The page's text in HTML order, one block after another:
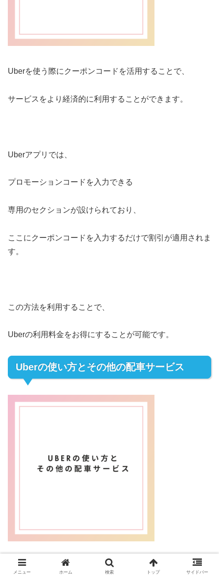
Uberを使う際にクーポンコードを活用することで、
サービスをより経済的に利用することができます。
Uberアプリでは、
プロモーションコードを入力できる
専用のセクションが設けられており、
ここにクーポンコードを入力するだけで割引が適用されま
す。
この方法を利用することで、
Uberの利用料金をお得にすることが可能です。
Uberの使い方とその他の配車サービス
Uberは事前予約機能を提供していませんが、
メニュー ホーム 検索 トップ サイドバー